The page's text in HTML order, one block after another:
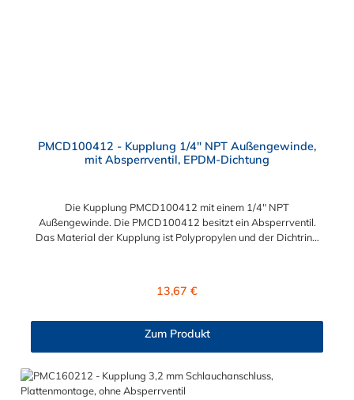
PMCD100412 - Kupplung 1/4" NPT Außengewinde,
mit Absperrventil, EPDM-Dichtung
Die Kupplung PMCD100412 mit einem 1/4" NPT
Außengewinde. Die PMCD100412 besitzt ein Absperrventil.
Das Material der Kupplung ist Polypropylen und der Dichtring
Regulärer Preis:
13,67 €
Zum Produkt